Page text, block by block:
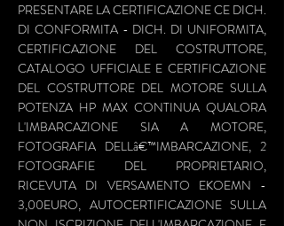
PRESENTARE LA CERTIFICAZIONE CE DICH.
DI CONFORMITA - DICH. DI UNIFORMITA,
CERTIFICAZIONE DEL COSTRUTTORE,
CATALOGO UFFICIALE E CERTIFICAZIONE
DEL COSTRUTTORE DEL MOTORE SULLA
POTENZA HP MAX CONTINUA QUALORA
L'IMBARCAZIONE SIA A MOTORE,
FOTOGRAFIA DELLâ€™IMBARCAZIONE, 2
FOTOGRAFIE DEL PROPRIETARIO,
RICEVUTA DI VERSAMENTO EKOEMN -
3,00EURO, AUTOCERTIFICAZIONE SULLA